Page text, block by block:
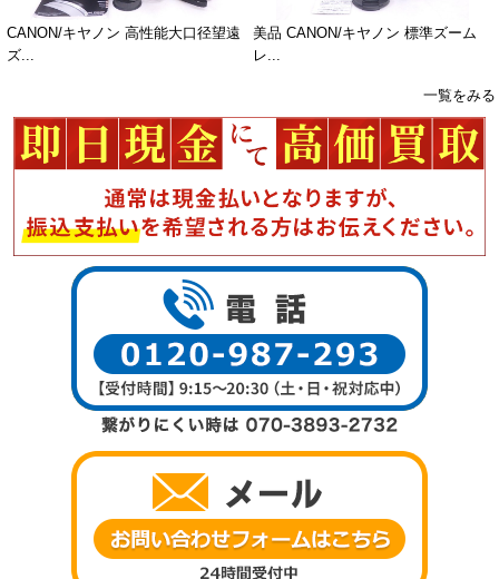
CANON/キヤノン 高性能大口径望遠
ズ...
美品 CANON/キヤノン 標準ズーム
レ...
一覧をみる